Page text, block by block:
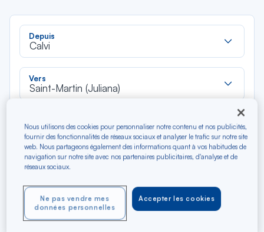
Depuis
Calvi
Vers
Saint-Martin (Juliana)
Aller-Retour Aller simple
Précédent
AOÛ 2026
N/A*
Aller / Retour — Économique
Nous utilisons des cookies pour personnaliser notre contenu et nos publicités,
fournir des fonctionnalités de réseaux sociaux et analyser le trafic sur notre site
web. Nous partageons également des informations quant à vos habitudes de
navigation sur notre site avec nos partenaires publicitaires, d'analyse et de
réseaux sociaux.
Accepter les cookies
Ne pas vendre mes
données personnelles